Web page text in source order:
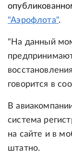
"Аэрофлота".
"На данный
говорится в
В
система
на сайте и в
штатно.